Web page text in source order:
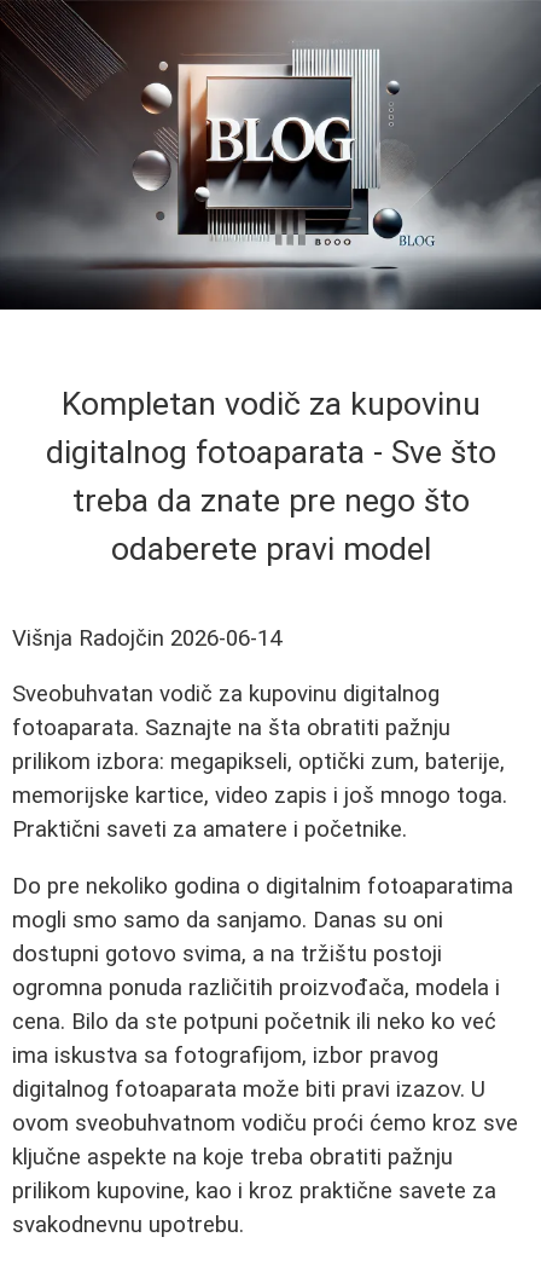
Kompletan vodič za kupovinu
digitalnog fotoaparata - Sve što
treba da znate pre nego što
odaberete pravi model
Višnja Radojčin 2026-06-14
Sveobuhvatan vodič za kupovinu digitalnog
fotoaparata. Saznajte na šta obratiti pažnju
prilikom izbora: megapikseli, optički zum, baterije,
memorijske kartice, video zapis i još mnogo toga.
Praktični saveti za amatere i početnike.
Do pre nekoliko godina o digitalnim fotoaparatima
mogli smo samo da sanjamo. Danas su oni
dostupni gotovo svima, a na tržištu postoji
ogromna ponuda različitih proizvođača, modela i
cena. Bilo da ste potpuni početnik ili neko ko već
ima iskustva sa fotografijom, izbor pravog
digitalnog fotoaparata može biti pravi izazov. U
ovom sveobuhvatnom vodiču proći ćemo kroz sve
ključne aspekte na koje treba obratiti pažnju
prilikom kupovine, kao i kroz praktične savete za
svakodnevnu upotrebu.